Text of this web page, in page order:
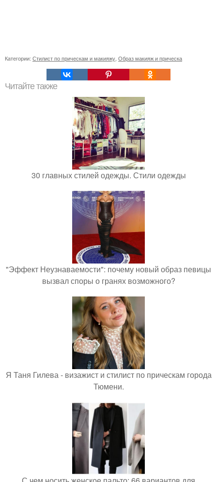
Категории: Стилист по прическам и макияжу Образ макияж и прическа
Читайте также
30 главных стилей одежды. Стили одежды
"Эффект Неузнаваемости": почему новый образ певицы
вызвал споры о гранях возможного?
Я Таня Гилева - визажист и стилист по прическам города
Тюмени.